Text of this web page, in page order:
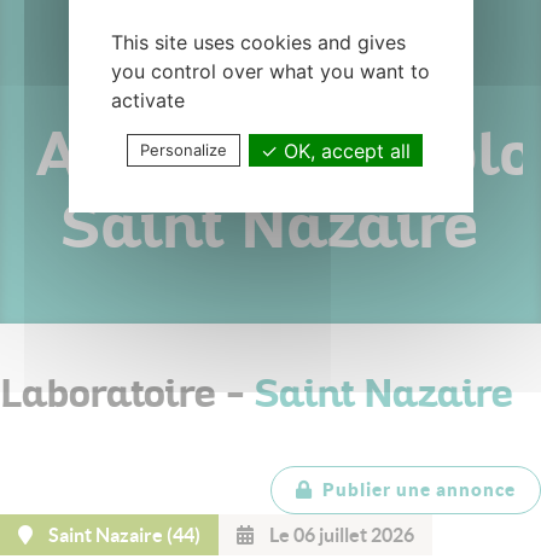
Médecin
Saint Nazaire
Laboratoire -Saint Nazaire
Publier une annonce
Saint Nazaire (44) Le 06 juillet 2026
This site uses cookies and gives
you control over what you want to
activate
Personalize OK, accept all